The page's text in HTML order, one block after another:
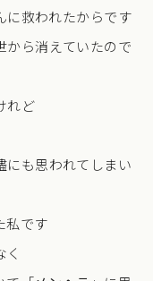
に救われたからです
から消えていたので
れど
にも思われてしまい
私です